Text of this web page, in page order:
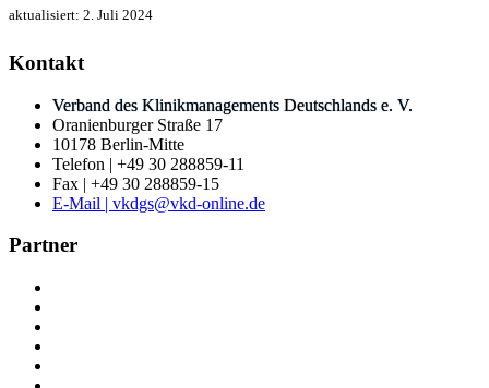
aktualisiert: 2. Juli 2024
Kontakt
Verband des Klinikmanagements Deutschlands e. V.
Oranienburger Straße 17
10178 Berlin-Mitte
Telefon | +49 30 288859-11
Fax | +49 30 288859-15
E-Mail | vkdgs@vkd-online.de
Partner